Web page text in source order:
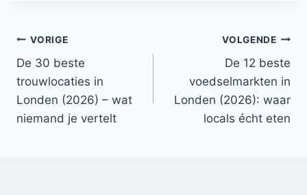
Bericht
navigatie
VORIGE
De 30 beste
trouwlocaties in
Londen (2026) – wat
niemand je vertelt
VOLGENDE
De 12 beste
voedselmarkten in
Londen (2026): waar
locals écht eten